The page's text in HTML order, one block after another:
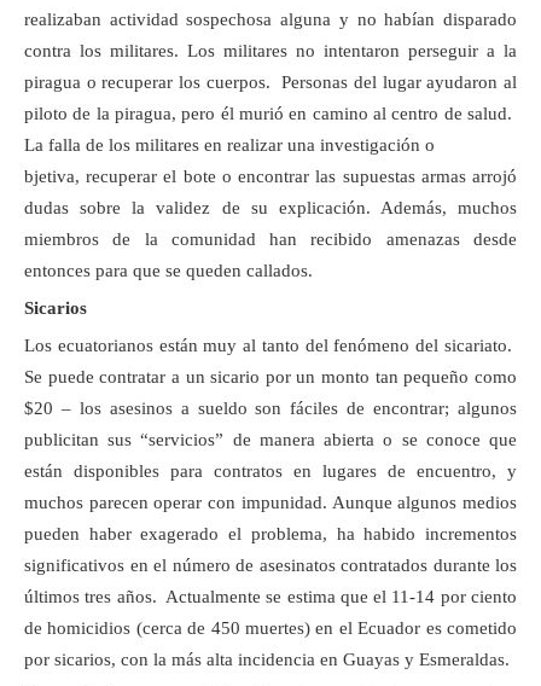
realizaban actividad sospechosa alguna y no habían disparado
contra los militares. Los militares no intentaron perseguir a la
piragua o recuperar los cuerpos. Personas del lugar ayudaron al
piloto de la piragua, pero él murió en camino al centro de salud.
La falla de los militares en realizar una investigación o
bjetiva, recuperar el bote o encontrar las supuestas armas arrojó
dudas sobre la validez de su explicación. Además, muchos
miembros de la comunidad han recibido amenazas desde
entonces para que se queden callados.
Sicarios
Los ecuatorianos están muy al tanto del fenómeno del sicariato.
Se puede contratar a un sicario por un monto tan pequeño como
$20 – los asesinos a sueldo son fáciles de encontrar; algunos
publicitan sus “servicios” de manera abierta o se conoce que
están disponibles para contratos en lugares de encuentro, y
muchos parecen operar con impunidad. Aunque algunos medios
pueden haber exagerado el problema, ha habido incrementos
significativos en el número de asesinatos contratados durante los
últimos tres años. Actualmente se estima que el 11-14 por ciento
de homicidios (cerca de 450 muertes) en el Ecuador es cometido
por sicarios, con la más alta incidencia en Guayas y Esmeraldas.